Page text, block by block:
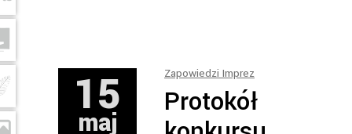
15
maj
Zapowiedzi Imprez
Protokół